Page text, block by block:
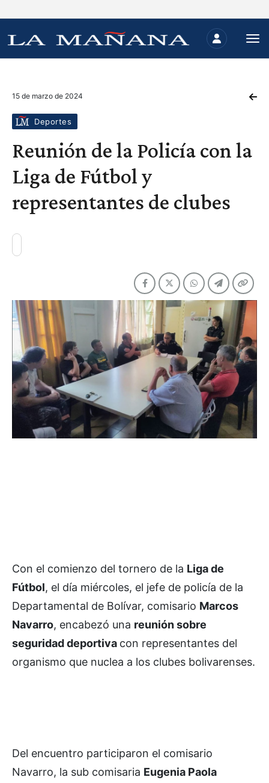
15 de marzo de 2024
Deportes
Reunión de la Policía con la
Liga de Fútbol y
representantes de clubes
Con el comienzo del tornero de la Liga de
Fútbol, el día miércoles, el jefe de policía de la
Departamental de Bolívar, comisario Marcos
Navarro, encabezó una reunión sobre
seguridad deportiva con representantes del
organismo que nuclea a los clubes bolivarenses.
Del encuentro participaron el comisario
Navarro, la sub comisaria Eugenia Paola